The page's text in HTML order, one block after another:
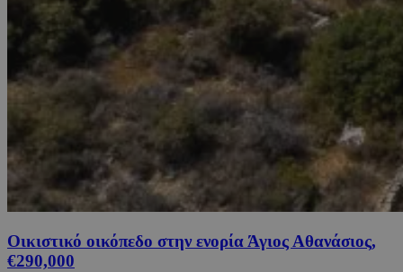
Οικιστικό οικόπεδο στην ενορία Άγιος Αθανάσιος,
€290,000